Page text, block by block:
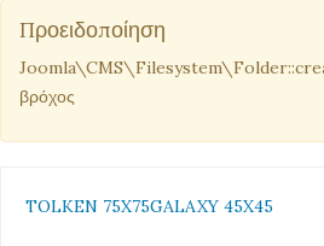
Προειδοποίηση
βρόχος
TOLKEN 75X75GALAXY 45X45